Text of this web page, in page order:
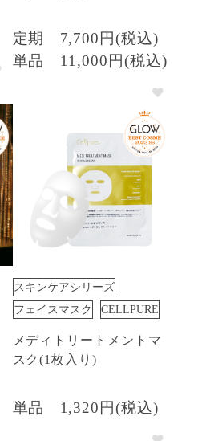
定期
7,700円(税込)
単品
11,000円(税込)
スキンケアシリーズ
フェイスマスク
CELLPURE
メディトリートメントマ
スク(1枚入り)
単品 1,320円(税込)